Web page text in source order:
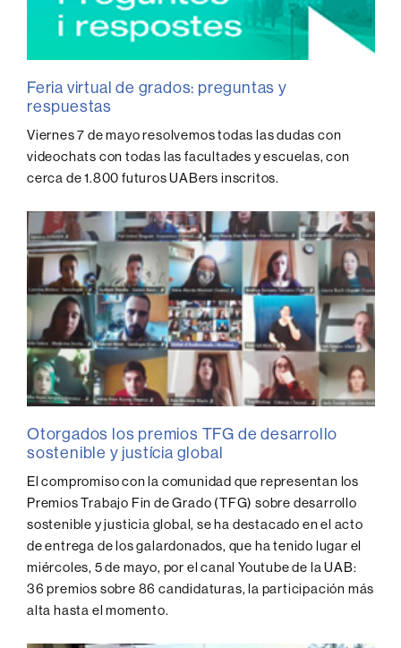
Feria virtual de grados: preguntas y
respuestas
Viernes 7 de mayo resolvemos todas las dudas con
videochats con todas las facultades y escuelas, con
cerca de 1.800 futuros UABers inscritos.
Otorgados los premios TFG de desarrollo
sostenible y justícia global
El compromiso con la comunidad que representan los
Premios Trabajo Fin de Grado (TFG) sobre desarrollo
sostenible y justicia global, se ha destacado en el acto
de entrega de los galardonados, que ha tenido lugar el
miércoles, 5 de mayo, por el canal Youtube de la UAB:
36 premios sobre 86 candidaturas, la participación más
alta hasta el momento.